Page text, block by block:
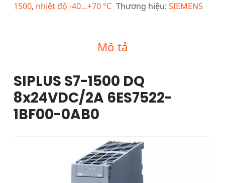
1500, nhiệt độ -40…+70 °C Thương hiệu:SIEMENS
Mô tả
SIPLUS S7-1500 DQ
8x24VDC/2A 6ES7522-
1BF00-0AB0